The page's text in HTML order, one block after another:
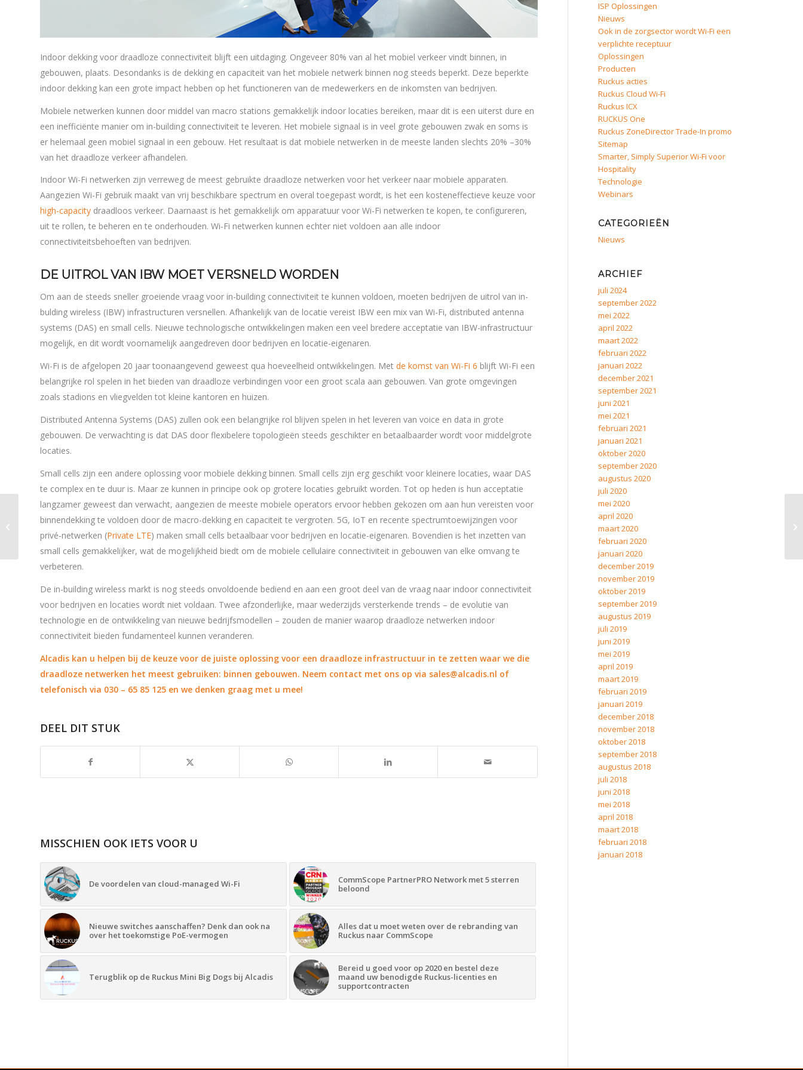
Indoor dekking voor draadloze connectiviteit blijft een uitdaging. Ongeveer 80% van al het mobiel verkeer vindt binnen, in
gebouwen, plaats. Desondanks is de dekking en capaciteit van het mobiele netwerk binnen nog steeds beperkt. Deze beperkte
indoor dekking kan een grote impact hebben op het functioneren van de medewerkers en de inkomsten van bedrijven.
Mobiele netwerken kunnen door middel van macro stations gemakkelijk indoor locaties bereiken, maar dit is een uiterst dure en
een inefficiënte manier om in-building connectiviteit te leveren. Het mobiele signaal is in veel grote gebouwen zwak en soms is
er helemaal geen mobiel signaal in een gebouw. Het resultaat is dat mobiele netwerken in de meeste landen slechts 20% –30%
van het draadloze verkeer afhandelen.
Indoor Wi-Fi netwerken zijn verreweg de meest gebruikte draadloze netwerken voor het verkeer naar mobiele apparaten.
Aangezien Wi-Fi gebruik maakt van vrij beschikbare spectrum en overal toegepast wordt, is het een kosteneffectieve keuze voor
high-capacity draadloos verkeer. Daarnaast is het gemakkelijk om apparatuur voor Wi-Fi netwerken te kopen, te configureren,
uit te rollen, te beheren en te onderhouden. Wi-Fi netwerken kunnen echter niet voldoen aan alle indoor
connectiviteitsbehoeften van bedrijven.
DE UITROL VAN IBW MOET VERSNELD WORDEN
Om aan de steeds sneller groeiende vraag voor in-building connectiviteit te kunnen voldoen, moeten bedrijven de uitrol van in-
bulding wireless (IBW) infrastructuren versnellen. Afhankelijk van de locatie vereist IBW een mix van Wi-Fi, distributed antenna
systems (DAS) en small cells. Nieuwe technologische ontwikkelingen maken een veel bredere acceptatie van IBW-infrastructuur
mogelijk, en dit wordt voornamelijk aangedreven door bedrijven en locatie-eigenaren.
Wi-Fi is de afgelopen 20 jaar toonaangevend geweest qua hoeveelheid ontwikkelingen. Met de komst van Wi-Fi 6 blijft Wi-Fi een
belangrijke rol spelen in het bieden van draadloze verbindingen voor een groot scala aan gebouwen. Van grote omgevingen
zoals stadions en vliegvelden tot kleine kantoren en huizen.
Distributed Antenna Systems (DAS) zullen ook een belangrijke rol blijven spelen in het leveren van voice en data in grote
gebouwen. De verwachting is dat DAS door flexibelere topologieën steeds geschikter en betaalbaarder wordt voor middelgrote
locaties.
Small cells zijn een andere oplossing voor mobiele dekking binnen. Small cells zijn erg geschikt voor kleinere locaties, waar DAS
te complex en te duur is. Maar ze kunnen in principe ook op grotere locaties gebruikt worden. Tot op heden is hun acceptatie
langzamer geweest dan verwacht, aangezien de meeste mobiele operators ervoor hebben gekozen om aan hun vereisten voor
binnendekking te voldoen door de macro-dekking en capaciteit te vergroten. 5G, IoT en recente spectrumtoewijzingen voor
privé-netwerken (Private LTE) maken small cells betaalbaar voor bedrijven en locatie-eigenaren. Bovendien is het inzetten van
small cells gemakkelijker, wat de mogelijkheid biedt om de mobiele cellulaire connectiviteit in gebouwen van elke omvang te
verbeteren.
De in-building wireless markt is nog steeds onvoldoende bediend en aan een groot deel van de vraag naar indoor connectiviteit
voor bedrijven en locaties wordt niet voldaan. Twee afzonderlijke, maar wederzijds versterkende trends – de evolutie van
technologie en de ontwikkeling van nieuwe bedrijfsmodellen – zouden de manier waarop draadloze netwerken indoor
connectiviteit bieden fundamenteel kunnen veranderen.
Alcadis kan u helpen bij de keuze voor de juiste oplossing voor een draadloze infrastructuur in te zetten waar we die
draadloze netwerken het meest gebruiken: binnen gebouwen. Neem contact met ons op via sales@alcadis.nl of
telefonisch via 030 – 65 85 125 en we denken graag met u mee!
DEEL DIT STUK
MISSCHIEN OOK IETS VOOR U
De voordelen van cloud-managed Wi-Fi
CommScope PartnerPRO Network met 5 sterren
beloond
Nieuwe switches aanschaffen? Denk dan ook na
over het toekomstige PoE-vermogen
Alles dat u moet weten over de rebranding van
Ruckus naar CommScope
Terugblik op de Ruckus Mini Big Dogs bij Alcadis
Bereid u goed voor op 2020 en bestel deze
maand uw benodigde Ruckus-licenties en
supportcontracten
ISP Oplossingen
Nieuws
Ook in de zorgsector wordt Wi-Fi een
verplichte receptuur
Oplossingen
Producten
Ruckus acties
Ruckus Cloud Wi-Fi
Ruckus ICX
RUCKUS One
Ruckus ZoneDirector Trade-In promo
Sitemap
Smarter, Simply Superior Wi-Fi voor
Hospitality
Technologie
Webinars
CATEGORIEËN
Nieuws
ARCHIEF
juli 2024
september 2022
mei 2022
april 2022
maart 2022
februari 2022
januari 2022
december 2021
september 2021
juni 2021
mei 2021
februari 2021
januari 2021
oktober 2020
september 2020
augustus 2020
juli 2020
mei 2020
april 2020
maart 2020
februari 2020
januari 2020
december 2019
november 2019
oktober 2019
september 2019
augustus 2019
juli 2019
juni 2019
mei 2019
april 2019
maart 2019
februari 2019
januari 2019
december 2018
november 2018
oktober 2018
september 2018
augustus 2018
juli 2018
juni 2018
mei 2018
april 2018
maart 2018
februari 2018
januari 2018
Wi-Fi 6 portfolio van
Ruckus uitgebreid